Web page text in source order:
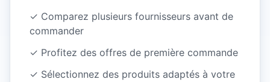
✓ Comparez plusieurs fournisseurs avant de
commander
✓ Profitez des offres de première commande
✓ Sélectionnez des produits adaptés à votre